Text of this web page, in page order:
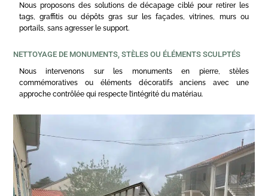
Nous proposons des solutions de décapage ciblé pour retirer les
tags, graffitis ou dépôts gras sur les façades, vitrines, murs ou
portails, sans agresser le support.
NETTOYAGE DE MONUMENTS, STÈLES OU ÉLÉMENTS SCULPTÉS
Nous intervenons sur les monuments en pierre, stèles
commémoratives ou éléments décoratifs anciens avec une
approche contrôlée qui respecte l’intégrité du matériau.